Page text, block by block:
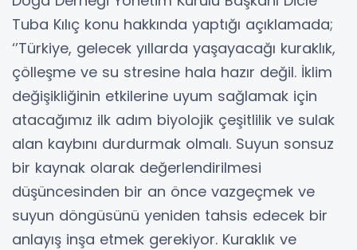
Tuba Kılıç konu hakkında yaptığı açıklamada;
‘’Türkiye, gelecek yıllarda yaşayacağı kuraklık,
çölleşme ve su stresine hala hazır değil. İklim
değişikliğinin etkilerine uyum sağlamak için
atacağımız ilk adım biyolojik çeşitlilik ve sulak
alan kaybını durdurmak olmalı. Suyun sonsuz
bir kaynak olarak değerlendirilmesi
düşüncesinden bir an önce vazgeçmek ve
suyun döngüsünü yeniden tahsis edecek bir
anlayış inşa etmek gerekiyor. Kuraklık ve